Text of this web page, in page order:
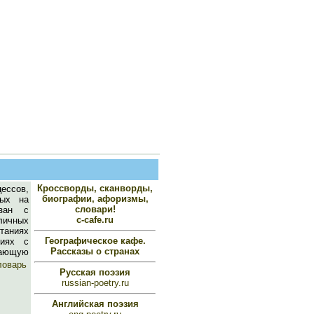
на
с
с
Кроссворды, сканворды,
биографии, афоризмы,
словари!
c-cafe.ru
Географическое кафе.
Рассказы о странах
Русская поэзия
russian-poetry.ru
Английская поэзия